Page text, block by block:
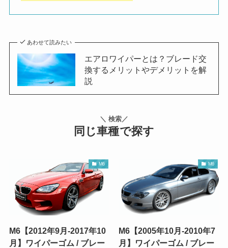
あわせて読みたい
エアロワイパーとは？ブレード交
換するメリットやデメリットを解
説
＼ 検索／
同じ車種で探す
M6
M6【2012年9月-2017年10
月】ワイパーゴム / ブレー
M6
M6【2005年10月-2010年7
月】ワイパーゴム / ブレー